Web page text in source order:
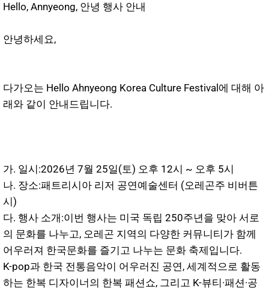
Hello, Annyeong, 안녕 행사 안내
안녕하세요,
다가오는 Hello Ahnyeong Korea Culture Festival에 대해 아
래와 같이 안내드립니다.
가. 일시:2026년 7월 25일(토) 오후 12시 ~ 오후 5시
나. 장소:패트리시아 리저 공연예술센터 (오레곤주 비버튼
시)
다. 행사 소개:이번 행사는 미국 독립 250주년을 맞아 서로
의 문화를 나누고, 오레곤 지역의 다양한 커뮤니티가 함께
어우러져 한국문화를 즐기고 나누는 문화 축제입니다.
K-pop과 한국 전통음악이 어우러진 공연, 세계적으로 활동
하는 한복 디자이너의 한복 패션쇼, 그리고 K-뷰티·패션·공